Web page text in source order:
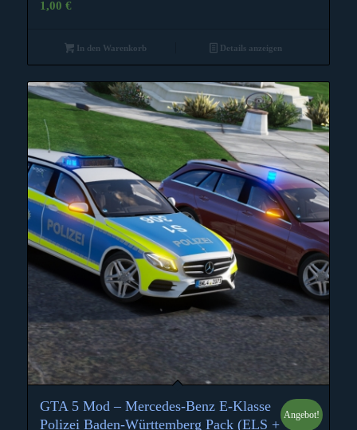
1,00 €
In den Warenkorb Details anzeigen
5.00
GTA 5 Mod – Mercedes-Benz E-Klasse
Polizei Baden-Württemberg Pack (ELS +
Angebot!